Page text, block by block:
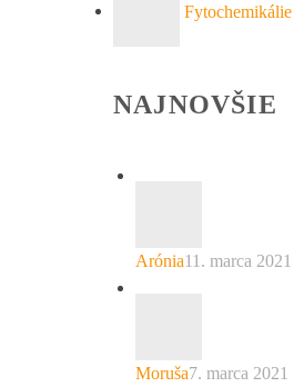
Fytochemikálie
NAJNOVŠIE
Arónia11. marca 2021
Moruša7. marca 2021